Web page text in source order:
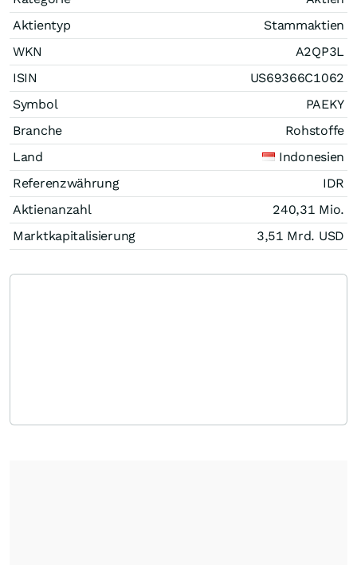
Aktientyp
Stammaktien
WKN
A2QP3L
ISIN
US69366C1062
Symbol
PAEKY
Branche
Rohstoffe
Land
Indonesien
Referenzwährung
IDR
Aktienanzahl
240,31 Mio.
Marktkapitalisierung
3,51 Mrd. USD